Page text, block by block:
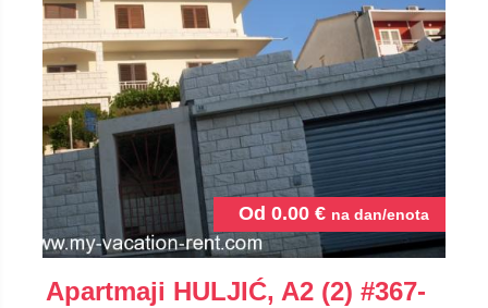
Od 0.00 € na dan/enota
Apartmaji HULJIĆ, A2 (2) #367-